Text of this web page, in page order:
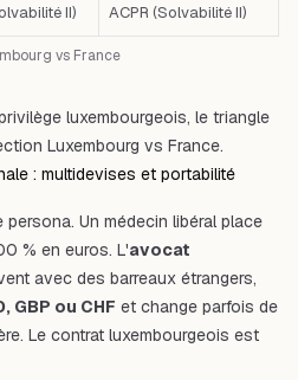
vs France
II) ACPR (Solvabilité II)
luxembourgeois, le triangle
Luxembourg vs France.
: multidevises et portabilité
Un médecin libéral place
% en euros. L'avocat
avec des barreaux étrangers,
GBP ou CHF et change parfois de
Le contrat luxembourgeois est